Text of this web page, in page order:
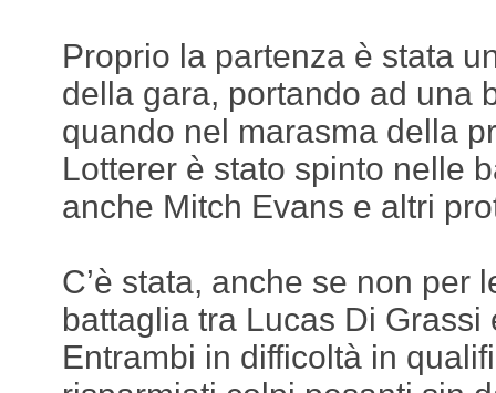
Proprio la partenza è stata
della gara, portando ad una
quando nel marasma della
Lotterer è stato spinto nelle
anche Mitch Evans e altri
C’è stata, anche se non per
battaglia tra Lucas Di
Entrambi in difficoltà in